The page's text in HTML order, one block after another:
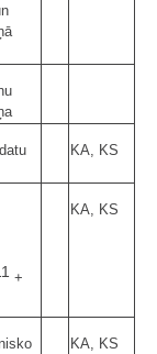
KA, KS
+
KA, KS
KA, KS